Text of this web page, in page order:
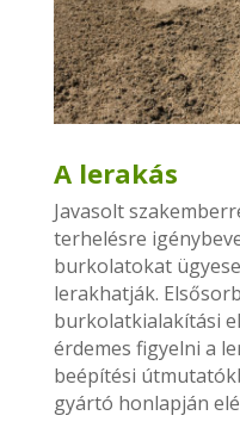
A lerakás
Javasolt
terhelésre
burkolatokat
lerakhatják.
burkolatkialakítási
érdemes figyelni a
beépítési
gyártó honlapján